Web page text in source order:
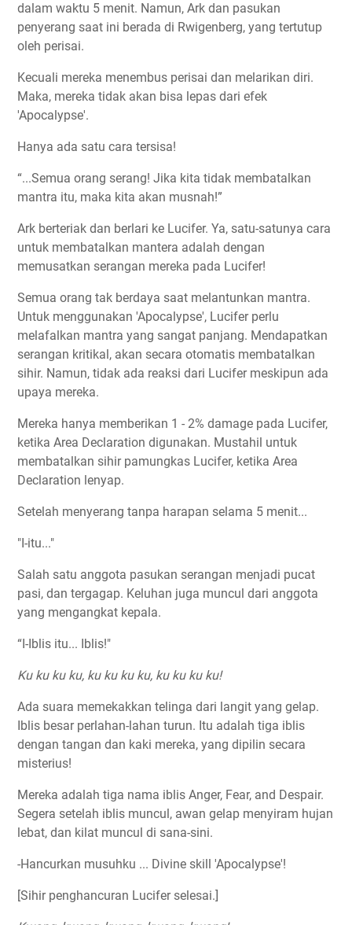
dalam waktu 5 menit. Namun, Ark dan pasukan
penyerang saat ini berada di Rwigenberg, yang tertutup
oleh perisai.
Kecuali mereka menembus perisai dan melarikan diri.
Maka, mereka tidak akan bisa lepas dari efek
'Apocalypse'.
Hanya ada satu cara tersisa!
“...Semua orang serang! Jika kita tidak membatalkan
mantra itu, maka kita akan musnah!”
Ark berteriak dan berlari ke Lucifer. Ya, satu-satunya cara
untuk membatalkan mantera adalah dengan
memusatkan serangan mereka pada Lucifer!
Semua orang tak berdaya saat melantunkan mantra.
Untuk menggunakan 'Apocalypse', Lucifer perlu
melafalkan mantra yang sangat panjang. Mendapatkan
serangan kritikal, akan secara otomatis membatalkan
sihir. Namun, tidak ada reaksi dari Lucifer meskipun ada
upaya mereka.
Mereka hanya memberikan 1 - 2% damage pada Lucifer,
ketika Area Declaration digunakan. Mustahil untuk
membatalkan sihir pamungkas Lucifer, ketika Area
Declaration lenyap.
Setelah menyerang tanpa harapan selama 5 menit...
"I-itu..."
Salah satu anggota pasukan serangan menjadi pucat
pasi, dan tergagap. Keluhan juga muncul dari anggota
yang mengangkat kepala.
“I-Iblis itu... Iblis!"
Ku ku ku ku, ku ku ku ku, ku ku ku ku!
Ada suara memekakkan telinga dari langit yang gelap.
Iblis besar perlahan-lahan turun. Itu adalah tiga iblis
dengan tangan dan kaki mereka, yang dipilin secara
misterius!
Mereka adalah tiga nama iblis Anger, Fear, and Despair.
Segera setelah iblis muncul, awan gelap menyiram hujan
lebat, dan kilat muncul di sana-sini.
-Hancurkan musuhku ... Divine skill 'Apocalypse'!
[Sihir penghancuran Lucifer selesai.]